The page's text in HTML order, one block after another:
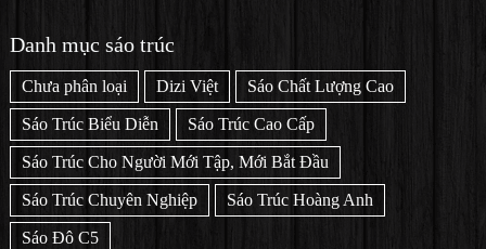
Danh mục sáo trúc
Chưa phân loại Dizi Việt Sáo Chất Lượng Cao
Sáo Trúc Biểu Diễn Sáo Trúc Cao Cấp
Sáo Trúc Cho Người Mới Tập, Mới Bắt Đầu
Sáo Trúc Chuyên Nghiệp Sáo Trúc Hoàng Anh
Sáo Đô C5